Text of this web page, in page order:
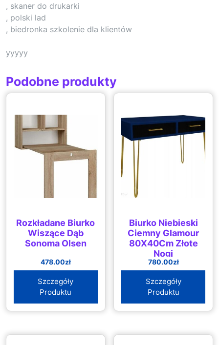
, skaner do drukarki
, polski lad
, biedronka szkolenie dla klientów
yyyyy
Podobne produkty
Rozkładane Biurko
Wiszące Dąb
Sonoma Olsen
478.00zł
Szczegóły
Produktu
Biurko Niebieski
Ciemny Glamour
80X40Cm Złote
Nogi
780.00zł
Szczegóły
Produktu